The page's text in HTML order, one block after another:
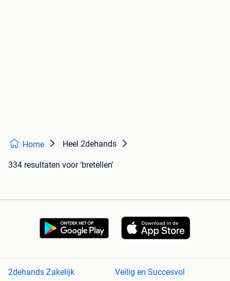
Home Heel 2dehands
334 resultaten voor 'bretellen'
2dehands Zakelijk Veilig en Succesvol